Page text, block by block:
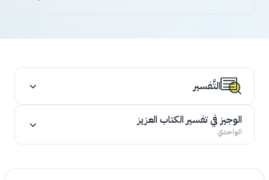
التَّفسير
الوجيز في تفسير الكتاب العزيز
الواحدي